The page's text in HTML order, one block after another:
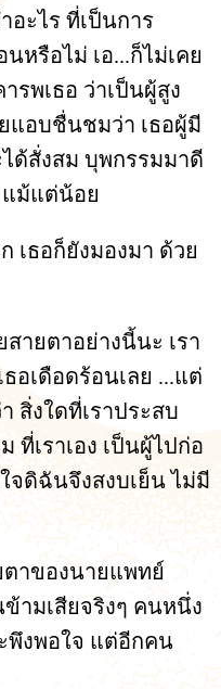
อะไร ที่เป็นการ
หรือไม่ เอ...ก็ไม่เคย
รพเธอ ว่าเป็นผู้สูง
แอบชื่นชมว่า เธอผู้มี
ด้สั่งสม บุพกรรมมาดี
แม้แต่น้อย
เธอก็ยังมองมา ด้วย
สายตาอย่างนี้นะ เรา
ธอเดือดร้อนเลย ...แต่
สิ่งใดที่เราประสบ
ที่เราเอง เป็นผู้ไปก่อ
จดิฉันจึงสงบเย็น ไม่มี
ตาของนายแพทย์
ามเสียจริงๆ คนหนึ่ง
พึงพอใจ แต่อีกคน